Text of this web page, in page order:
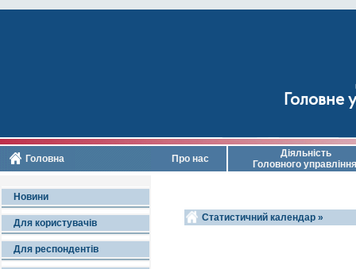
Головне
Головна Про нас
Діяльність
Головного управління
Новини
Для користувачів
Для респондентів
Статистичний календар »